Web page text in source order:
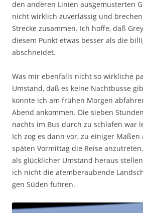
den anderen Linien ausgemusterten
nicht wirklich zuverlässig und
Strecke zusammen. Ich hoffe, daß
diesem Punkt etwas besser als die
abschneidet.
Was mir ebenfalls nicht so wirkliche
Umstand, daß es keine Nachtbusse
konnte ich am frühen Morgen
Abend ankommen. Die sieben
nachts im Bus durch zu schlafen war
Ich zog es dann vor, zu einiger
späten Vormittag die Reise
als glücklicher Umstand heraus
ich nicht die atemberaubende
gen Süden fuhren.